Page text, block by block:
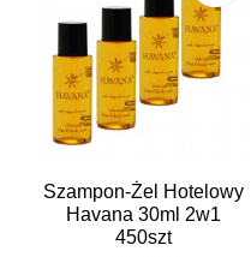
Szampon-Żel Hotelowy
Havana 30ml 2w1
450szt